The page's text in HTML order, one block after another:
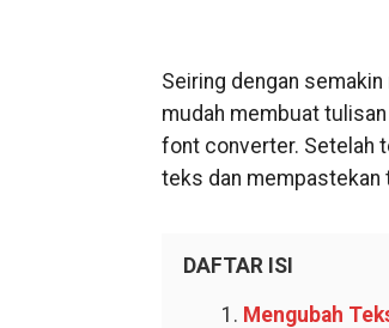
Seiring dengan
mudah membuat
font converter. Setelah
teks dan
DAFTAR ISI
Mengubah